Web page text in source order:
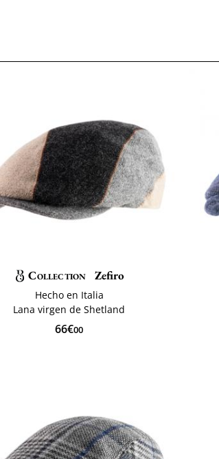
Collection Zefiro
Hecho en Italia
Lana virgen de Shetland
66€00